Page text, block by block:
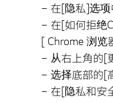
– 在[隐私]选项
– 在[如何拒绝
[ Chrome 浏览
– 从右上角的[
– 选择底部的[
– 在[隐私和安